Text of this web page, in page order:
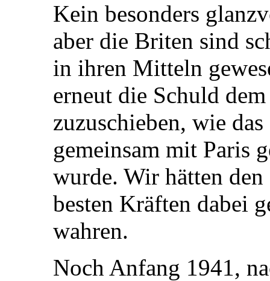
Kein besonders
aber die Briten sind
in ihren Mitteln
erneut die Schuld
zuzuschieben, wie
gemeinsam mit Paris
wurde. Wir hätten
besten Kräften dabei
wahren.
Noch Anfang 1941,